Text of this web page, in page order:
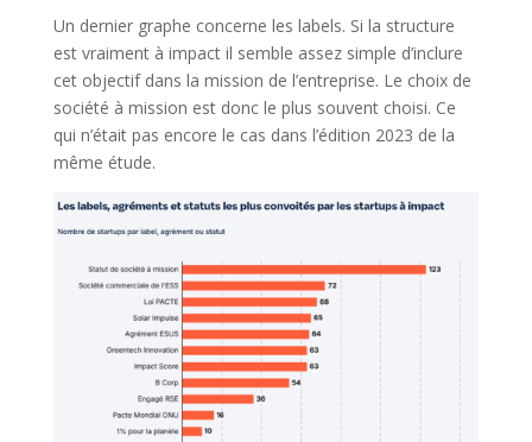
Un dernier graphe concerne les labels. Si la structure
est vraiment à impact il semble assez simple d’inclure
cet objectif dans la mission de l’entreprise. Le choix de
société à mission est donc le plus souvent choisi. Ce
qui n’était pas encore le cas dans l’édition 2023 de la
même étude.